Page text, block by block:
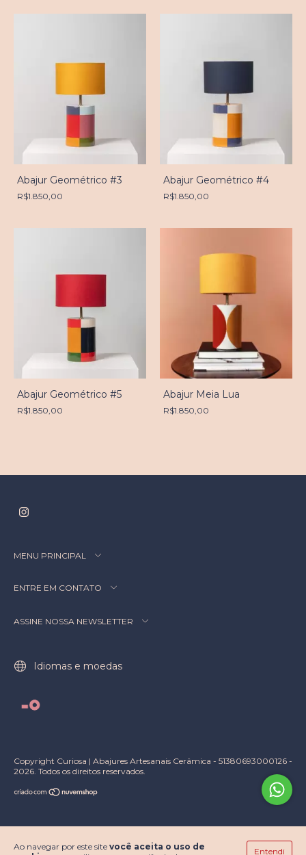
Ao navegar por este site você aceita o uso de
Entendi
Abajur Geométrico #3
R$1.850,00
Abajur Geométrico #4
R$1.850,00
Abajur Geométrico #5
R$1.850,00
Abajur Meia Lua
R$1.850,00
MENU PRINCIPAL
ENTRE EM CONTATO
ASSINE NOSSA NEWSLETTER
Idiomas e moedas
Copyright Curiosa | Abajures Artesanais Cerâmica - 51380693000126 -
2026. Todos os direitos reservados.